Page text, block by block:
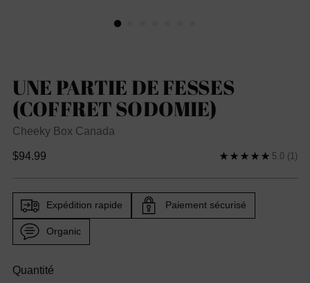
UNE PARTIE DE FESSES
(COFFRET SODOMIE)
Cheeky Box Canada
Prix
$94.99 5.0 (1)
Expédition rapide Paiement sécurisé
Organic
Quantité